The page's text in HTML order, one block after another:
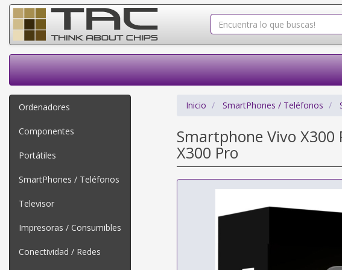
Ordenadores
Componentes
Portátiles
SmartPhones / Teléfonos
Televisor
Impresoras / Consumibles
Conectividad / Redes
Inicio SmartPhones / Teléfonos
Smartphone Vivo
X300 Pro